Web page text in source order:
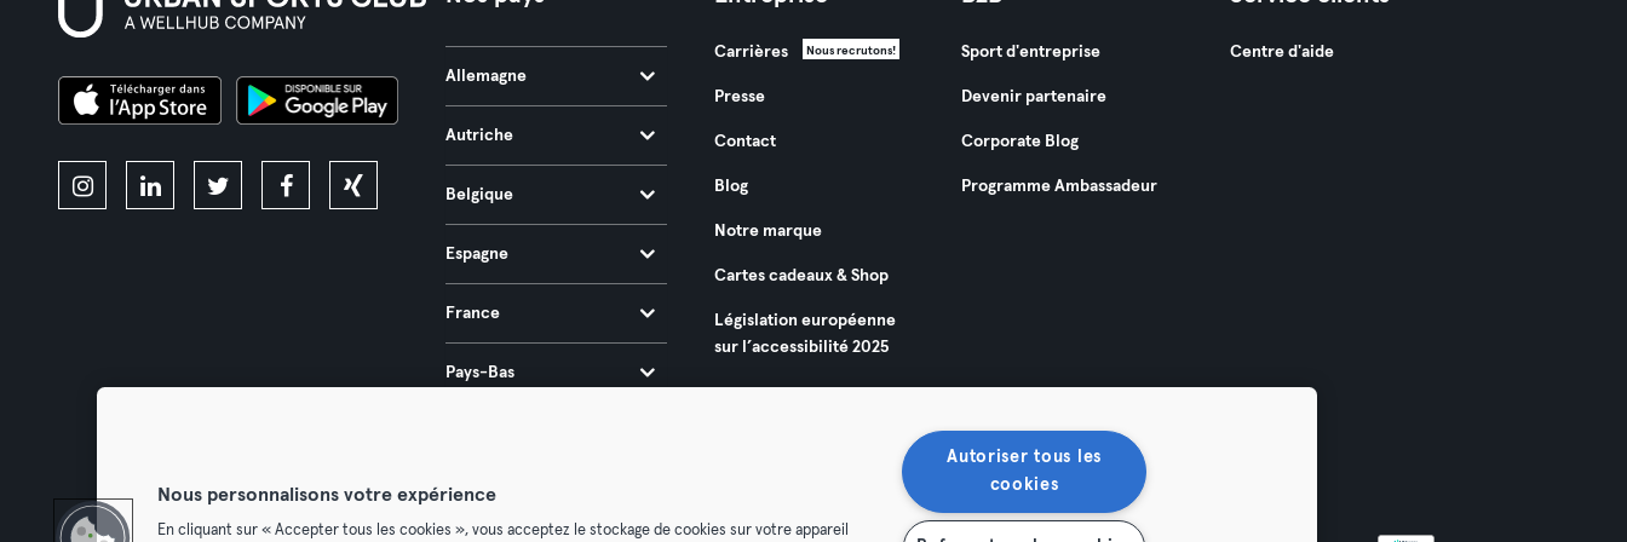
Allemagne
Autriche
Belgique
Espagne
France
Pays-Bas
Carrières Nous recrutons!
Presse
Contact
Blog
Notre marque
Cartes cadeaux & Shop
Législation européenne
sur l’accessibilité 2025
Sport d'entreprise
Devenir partenaire
Corporate Blog
Programme Ambassadeur
Centre d'aide
Nous personnalisons votre expérience
En cliquant sur « Accepter tous les cookies », vous acceptez le stockage de cookies sur votre appareil
Autoriser tous les
cookies